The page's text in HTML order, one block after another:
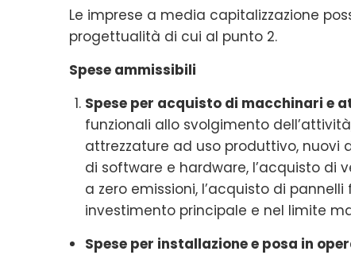
Le imprese a media capitalizzazione
progettualità di cui al punto 2.
Spese ammissibili
Spese per acquisto di macchinari e
funzionali allo svolgimento
attrezzature ad uso produttivo, nuovi
di software e hardware, l’acquisto di
a zero emissioni, l’acquisto di
investimento principale e nel limite
Spese per installazione e posa in